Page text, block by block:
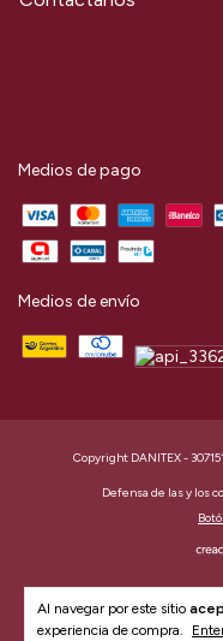
Al navegar por este sitio
experiencia de compra.
Medios de pago
Medios de envío
Copyright DANITEX -
Defensa de las y los